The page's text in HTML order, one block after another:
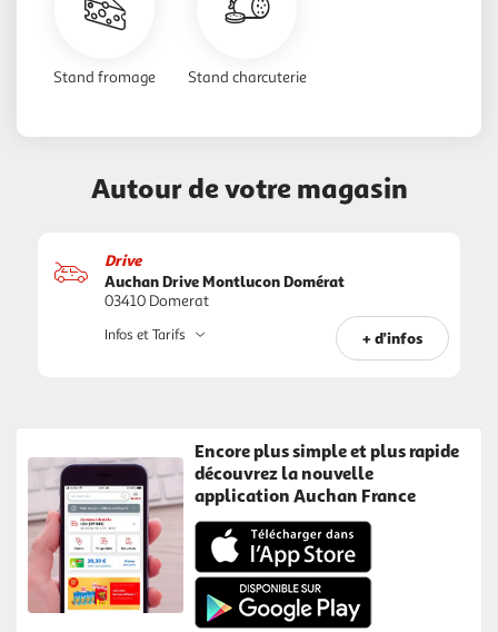
Stand fromage Stand charcuterie
Autour de votre magasin
Drive
Auchan Drive Montlucon Domérat
03410 Domerat
+ d'infos
Infos et Tarifs
Encore plus simple et plus rapide
découvrez la nouvelle
application Auchan France